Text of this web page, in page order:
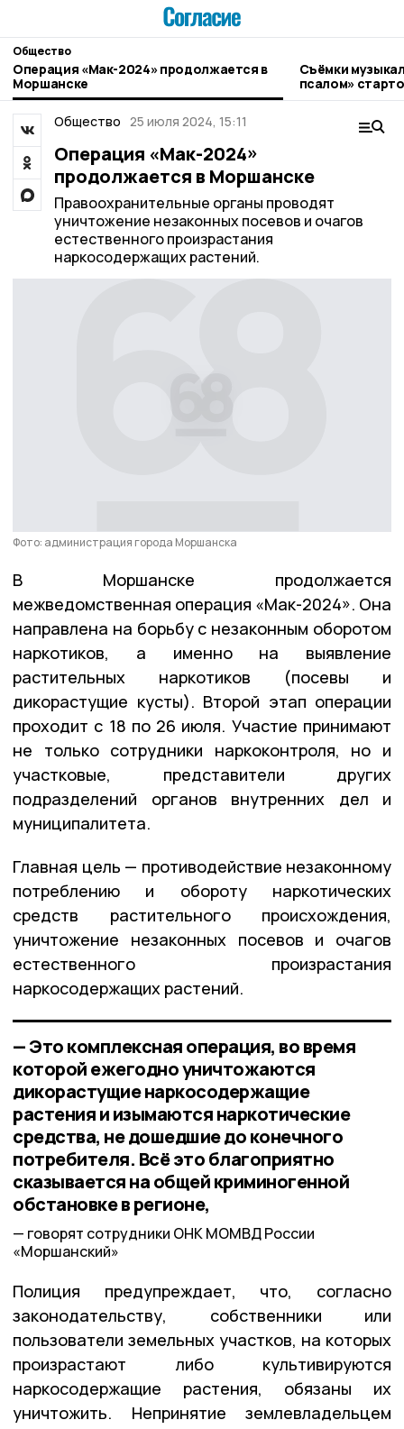
Общество
Операция «Мак-2024» продолжается в
Моршанске
Съёмки
псалом»
Общество 25 июля 2024, 15:11
Операция «Мак-2024»
продолжается в Моршанске
Правоохранительные органы проводят
уничтожение незаконных посевов и очагов
естественного произрастания
наркосодержащих растений.
Фото: администрация города Моршанска
В Моршанске продолжается
межведомственная операция «Мак-2024». Она
направлена на борьбу с незаконным оборотом
наркотиков, а именно на выявление
растительных наркотиков (посевы и
дикорастущие кусты). Второй этап операции
проходит с 18 по 26 июля. Участие принимают
не только сотрудники наркоконтроля, но и
участковые, представители других
подразделений органов внутренних дел и
муниципалитета.
Главная цель — противодействие незаконному
потреблению и обороту наркотических
средств растительного происхождения,
уничтожение незаконных посевов и очагов
естественного произрастания
наркосодержащих растений.
— Это комплексная операция, во время
которой ежегодно уничтожаются
дикорастущие наркосодержащие
растения и изымаются наркотические
средства, не дошедшие до конечного
потребителя. Всё это благоприятно
сказывается на общей криминогенной
обстановке в регионе,
говорят сотрудники ОНК МОМВД России
«Моршанский»
Полиция предупреждает, что, согласно
законодательству, собственники или
пользователи земельных участков, на которых
произрастают либо культивируются
наркосодержащие растения, обязаны их
уничтожить. Непринятие землевладельцем